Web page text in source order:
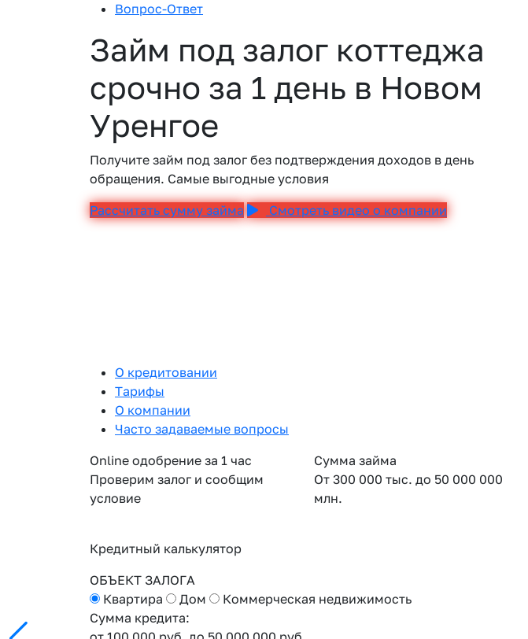
Вопрос-Ответ
Займ под залог коттеджа
срочно за 1 день в Новом
Уренгое
Получите займ под залог без подтверждения доходов в день
обращения. Самые выгодные условия
Рассчитать сумму займа
Смотреть видео о компании
О кредитовании
Тарифы
О компании
Часто задаваемые вопросы
Online одобрение за 1 час
Проверим залог и сообщим
условие
Сумма займа
От 300 000 тыс. до 50 000 000
млн.
Кредитный калькулятор
ОБЪЕКТ ЗАЛОГА
Квартира
Дом
Коммерческая недвижимость
Сумма кредита: